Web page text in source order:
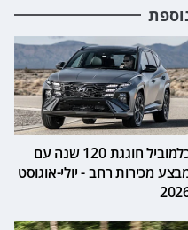
כלמוביל חוגגת 120 שנה עם
מכירות רחב - יולי-אוגוסט